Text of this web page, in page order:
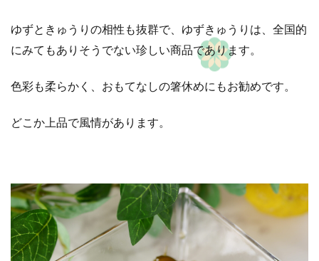
ゆずときゅうりの相性も抜群で、ゆずきゅうりは、全国的
にみてもありそうでない珍しい商品であります。
色彩も柔らかく、おもてなしの箸休めにもお勧めです。
どこか上品で風情があります。